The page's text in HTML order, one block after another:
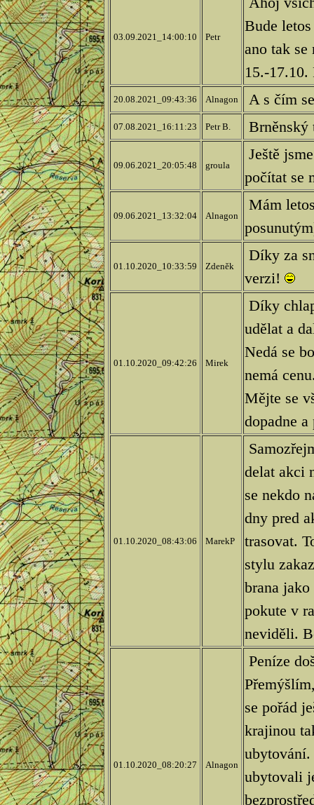
03.09.2021_14:00:10 Petr
Bude
ano tak
15.-
20.08.2021_09:43:36 Alnagon A s čím
07.08.2021_16:11:23 Petr B. Brněnský
09.06.2021_20:05:48 groula
Ještě
počítat se
09.06.2021_13:32:04 Alnagon
Mám
01.10.2020_10:33:59 Zdeněk
Díky za
verzi!
01.10.2020_09:42:26 Mirek
Díky
udělat a
Nedá se
nemá
Mějte se
dopadne
01.10.2020_08:43:06 MarekP
delat akci
se nekdo
dny pred
trasovat.
stylu
brana
pokute v
neviděli.
01.10.2020_08:20:27 Alnagon
Peníze
se pořád
krajinou
ubytovali